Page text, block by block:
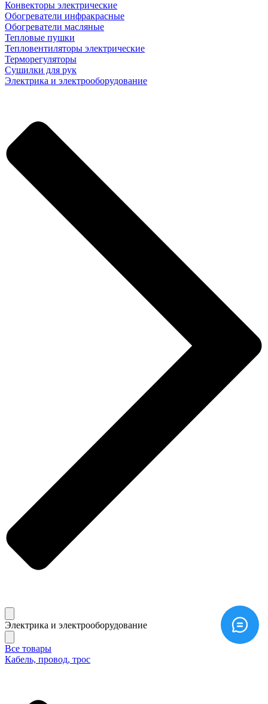
Конвекторы электрические
Обогреватели инфракрасные
Обогреватели масляные
Тепловые пушки
Тепловентиляторы электрические
Терморегуляторы
Сушилки для рук
Электрика и электрооборудование
Электрика и электрооборудование
Все товары
Кабель, провод, трос